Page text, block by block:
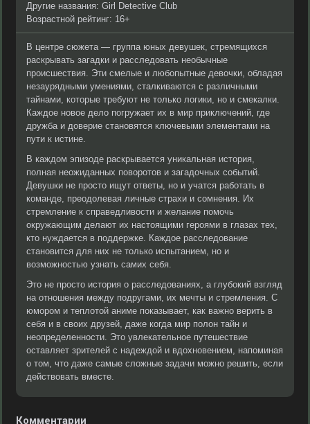
Другие названия: Girl Detective Club
Возрастной рейтинг: 16+
В центре сюжета — группа юных девушек, стремящихся
раскрывать загадки и расследовать необычные
происшествия. Эти смелые и любопытные девочки, обладая
незаурядными умениями, сталкиваются с различными
тайнами, которые требуют не только логики, но и смекалки.
Каждое новое дело погружает их в мир приключений, где
дружба и доверие становятся ключевыми элементами на
пути к истине.
В каждом эпизоде раскрывается уникальная история,
полная неожиданных поворотов и загадочных событий.
Девушки не просто ищут ответы, но и учатся работать в
команде, преодолевая личные страхи и сомнения. Их
стремление к справедливости и желание помочь
окружающим делают их настоящими героями в глазах тех,
кто нуждается в поддержке. Каждое расследование
становится для них не только испытанием, но и
возможностью узнать самих себя.
Это не просто история о расследованиях, а глубокий взгляд
на отношения между подругами, их мечты и стремления. С
юмором и теплотой аниме показывает, как важно верить в
себя и в своих друзей, даже когда мир полон тайн и
неопределенности. Это увлекательное путешествие
оставляет зрителей с надеждой и вдохновением, напоминая
о том, что даже самые сложные задачи можно решить, если
действовать вместе.
Комментарии